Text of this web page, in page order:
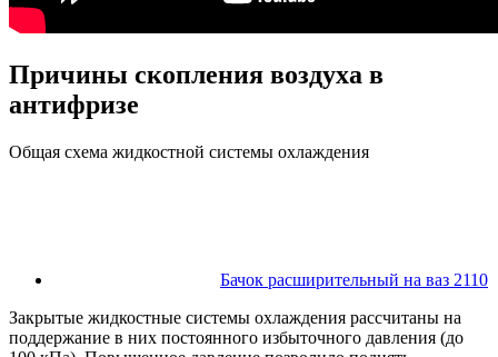
Причины скопления воздуха в
антифризе
Общая схема жидкостной системы охлаждения
Бачок расширительный на ваз 2110
Закрытые жидкостные системы охлаждения рассчитаны на
поддержание в них постоянного избыточного давления (до